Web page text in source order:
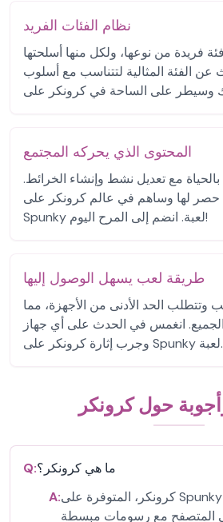
نظام الفئات الفريد
اختر من بين 12 فئة فريدة من نوعها، ولكل منها أسلحتها
عن الفئة المثالية لتتناسب مع أسلوب
المحتوى الذي يحركه المجتمع
مع تعديل نشط وإنشاء الخرائط.
حصر لها وساهم في عالم كرونكر على
Spunky لعبة. انضم إلى المرح اليوم!
طريقة لعب يسهل الوصول إليها
وتتطلب الحد الأدنى من الأجهزة، مما
انغمس في الحدث على أي جهاز
وجرب إثارة كرونكر على Spunky لعبة.
حول كرونكر
Q:ما هي كرونكر؟
A:كرونكر، المتوفرة على Spunky لعبة، هي لعبة FPS
المتصفح مع رسومات مبسطة